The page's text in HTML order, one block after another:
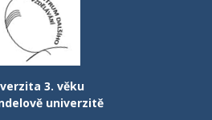
3. věku
univerzitě